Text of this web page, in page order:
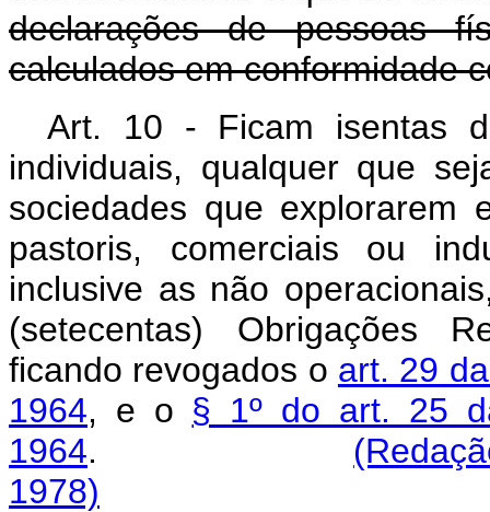
declarações de pessoas
calculados em conformidade
Art. 10 - Ficam isentas
individuais, qualquer que
sociedades que explorarem
pastoris, comerciais ou
inclusive as não
(setecentas) Obrigações
ficando revogados o art. 29
1964, e o § 1º do art. 25
1964.
1978)